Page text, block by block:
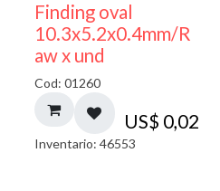
Finding oval
10.3x5.2x0.4mm/R
aw x und
Cod: 01260
US$ 0,02
Inventario: 46553